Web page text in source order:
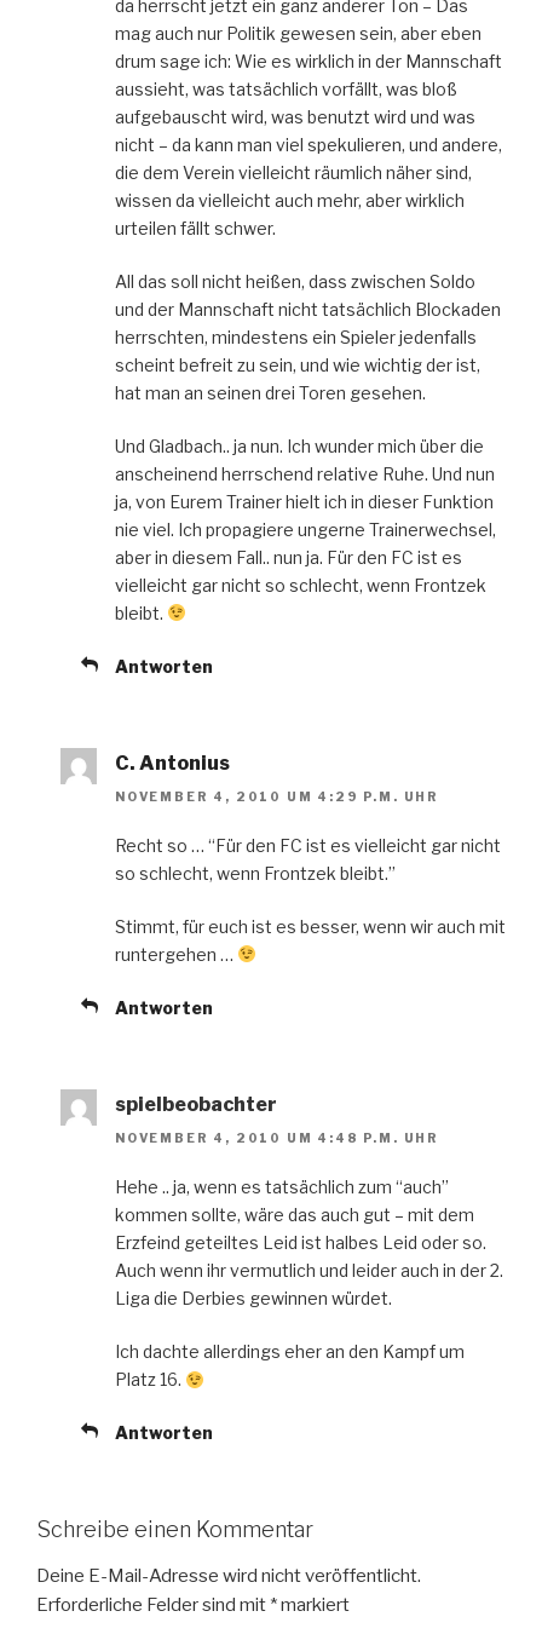
da herrscht jetzt ein ganz anderer Ton – Das
mag auch nur Politik gewesen sein, aber eben
drum sage ich: Wie es wirklich in der Mannschaft
aussieht, was tatsächlich vorfällt, was bloß
aufgebauscht wird, was benutzt wird und was
nicht – da kann man viel spekulieren, und andere,
die dem Verein vielleicht räumlich näher sind,
wissen da vielleicht auch mehr, aber wirklich
urteilen fällt schwer.
All das soll nicht heißen, dass zwischen Soldo
und der Mannschaft nicht tatsächlich Blockaden
herrschten, mindestens ein Spieler jedenfalls
scheint befreit zu sein, und wie wichtig der ist,
hat man an seinen drei Toren gesehen.
Und Gladbach.. ja nun. Ich wunder mich über die
anscheinend herrschend relative Ruhe. Und nun
ja, von Eurem Trainer hielt ich in dieser Funktion
nie viel. Ich propagiere ungerne Trainerwechsel,
aber in diesem Fall.. nun ja. Für den FC ist es
vielleicht gar nicht so schlecht, wenn Frontzek
bleibt.
Antworten
C. Antonius
NOVEMBER 4, 2010 UM 4:29 P.M. UHR
Recht so … “Für den FC ist es vielleicht gar nicht
so schlecht, wenn Frontzek bleibt.”
Stimmt, für euch ist es besser, wenn wir auch mit
runtergehen …
Antworten
spielbeobachter
NOVEMBER 4, 2010 UM 4:48 P.M. UHR
Hehe .. ja, wenn es tatsächlich zum “auch”
kommen sollte, wäre das auch gut – mit dem
Erzfeind geteiltes Leid ist halbes Leid oder so.
Auch wenn ihr vermutlich und leider auch in der 2.
Liga die Derbies gewinnen würdet.
Ich dachte allerdings eher an den Kampf um
Platz 16.
Antworten
Schreibe einen Kommentar
Deine E-Mail-Adresse wird nicht veröffentlicht.
Erforderliche Felder sind mit *markiert